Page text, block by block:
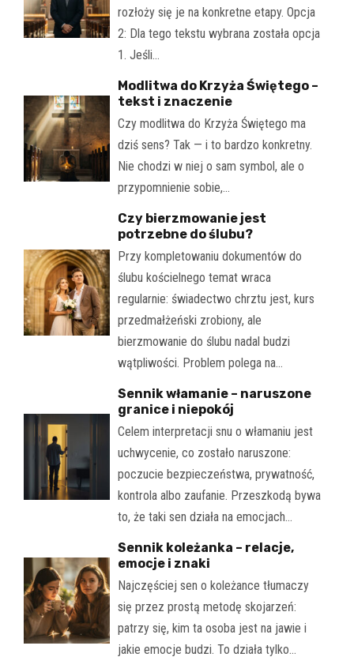
rozłoży się je na konkretne etapy. Opcja
2: Dla tego tekstu wybrana została opcja
1. Jeśli…
Modlitwa do Krzyża Świętego –
tekst i znaczenie
Czy modlitwa do Krzyża Świętego ma
dziś sens? Tak — i to bardzo konkretny.
Nie chodzi w niej o sam symbol, ale o
przypomnienie sobie,…
Czy bierzmowanie jest
potrzebne do ślubu?
Przy kompletowaniu dokumentów do
ślubu kościelnego temat wraca
regularnie: świadectwo chrztu jest, kurs
przedmałżeński zrobiony, ale
bierzmowanie do ślubu nadal budzi
wątpliwości. Problem polega na…
Sennik włamanie – naruszone
granice i niepokój
Celem interpretacji snu o włamaniu jest
uchwycenie, co zostało naruszone:
poczucie bezpieczeństwa, prywatność,
kontrola albo zaufanie. Przeszkodą bywa
to, że taki sen działa na emocjach…
Sennik koleżanka – relacje,
emocje i znaki
Najczęściej sen o koleżance tłumaczy
się przez prostą metodę skojarzeń:
patrzy się, kim ta osoba jest na jawie i
jakie emocje budzi. To działa tylko…